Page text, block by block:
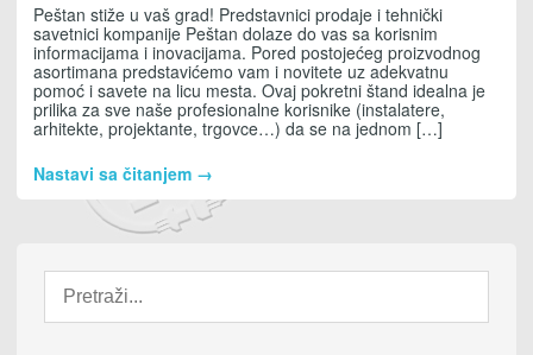
Peštan stiže u vaš grad! Predstavnici prodaje i tehnički
savetnici kompanije Peštan dolaze do vas sa korisnim
informacijama i inovacijama. Pored postojećeg proizvodnog
asortimana predstavićemo vam i novitete uz adekvatnu
pomoć i savete na licu mesta. Ovaj pokretni štand idealna je
prilika za sve naše profesionalne korisnike (instalatere,
arhitekte, projektante, trgovce…) da se na jednom […]
Nastavi sa čitanjem →